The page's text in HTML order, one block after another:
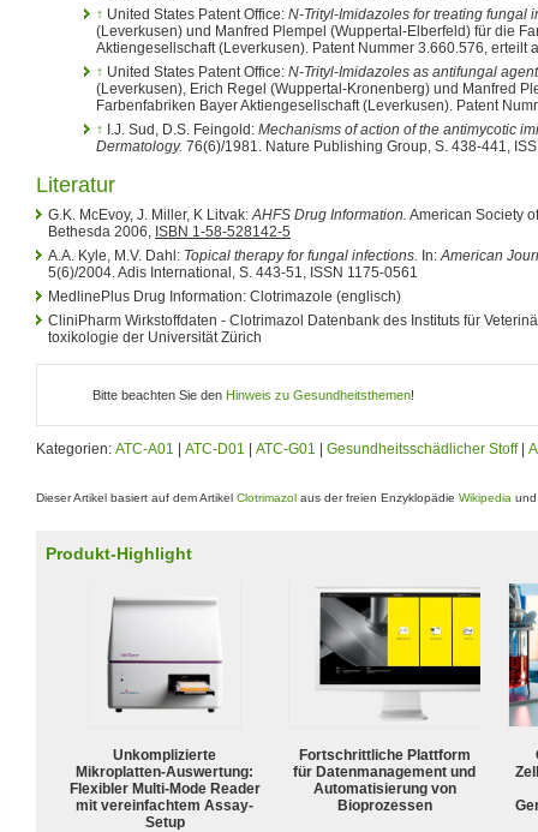
↑ United States Patent Office: N-Trityl-Imidazoles for treating fungal
(Leverkusen) und Manfred Plempel (Wuppertal-Elberfeld) für die
Aktiengesellschaft (Leverkusen). Patent Nummer 3.660.576, erteilt
↑ United States Patent Office: N-Trityl-Imidazoles as antifungal
(Leverkusen), Erich Regel (Wuppertal-Kronenberg) und Manfred
Farbenfabriken Bayer Aktiengesellschaft (Leverkusen). Patent
↑ I.J. Sud, D.S. Feingold: Mechanisms of action of the antimycotic
Dermatology. 76(6)/1981. Nature Publishing Group, S. 438-441,
Literatur
G.K. McEvoy, J. Miller, K Litvak: AHFS Drug Information. American Society
Bethesda 2006, ISBN 1-58-528142-5
A.A. Kyle, M.V. Dahl: Topical therapy for fungal infections. In: American
5(6)/2004. Adis International, S. 443-51, ISSN 1175-0561
MedlinePlus Drug Information: Clotrimazole (englisch)
CliniPharm Wirkstoffdaten - Clotrimazol Datenbank des Instituts für
toxikologie der Universität Zürich
Bitte beachten Sie den Hinweis zu Gesundheitsthemen!
Kategorien: ATC-A01 ATC-D01 ATC-G01 Gesundheitsschädlicher Stoff|
Dieser Artikel basiert auf dem Artikel Clotrimazol aus der freien Enzyklopädie Wikipedia
Produkt-Highlight
Unkomplizierte
Mikroplatten-Auswertung:
Flexibler Multi-Mode Reader
mit vereinfachtem Assay-
Setup
Fortschrittliche Plattform
für Datenmanagement und
Automatisierung von
Bioprozessen